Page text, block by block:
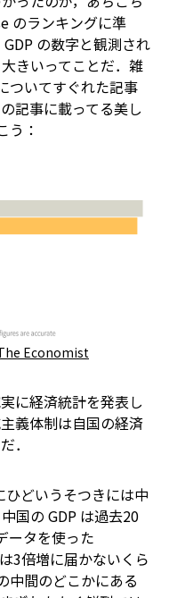
のランキングに準
の数字と観測され
きいってことだ．雑
ついてすぐれた記事
記事に載ってる美し
う：
Economist
に経済統計を発表し
義体制は自国の経済
．
どいうそつきには中
国の GDP は過去20
ータを使った
3倍増に届かないくら
中間のどこかにある